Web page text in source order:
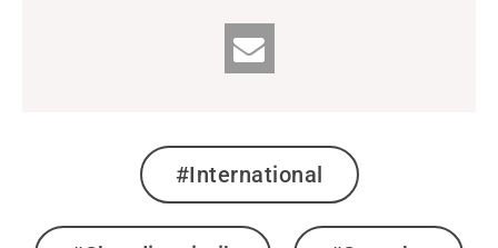
#International